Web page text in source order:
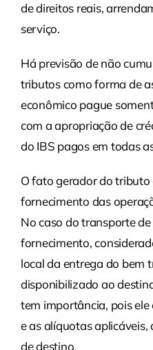
de direitos reais,
serviço.
Há previsão de não
tributos como forma de
econômico pague
com a apropriação de
do IBS pagos em todas
O fato gerador do
fornecimento das
No caso do transporte
fornecimento,
local da entrega do bem
disponibilizado ao
tem importância, pois
e as alíquotas
de destino.